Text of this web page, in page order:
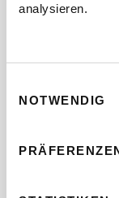
analysieren.
NOTWENDIG
WUK Infobüro,
reservierte